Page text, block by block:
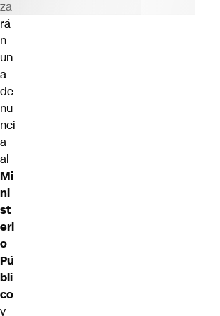
za
rá
n
un
a
de
nu
nci
a
al
Mi
ni
st
eri
o
Pú
bli
co
y